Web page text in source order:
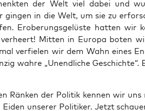
der Welt viel dabei und
in die Welt, um sie zu
Erobe­rungs­ge­lüs­te hat­ten wir
Mit­ten in Euro­pa boten
ver­fie­len wir dem Wahn eines
wah­re „Unend­li­che Geschich­te“.
Rän­ken der Poli­tik ken­nen wir uns
unse­rer Poli­ti­ker. Jetzt